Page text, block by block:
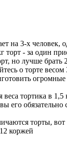
на 3-х человек,
торт - за один
но лучше брать
о торте
огромные
тортика в
его
торты,
коржей